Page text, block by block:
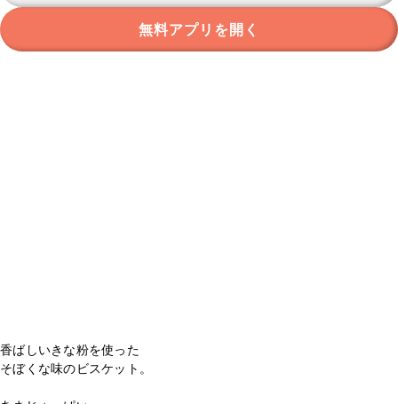
無料アプリを開く
香ばしいきな粉を使った
そぼくな味のビスケット。